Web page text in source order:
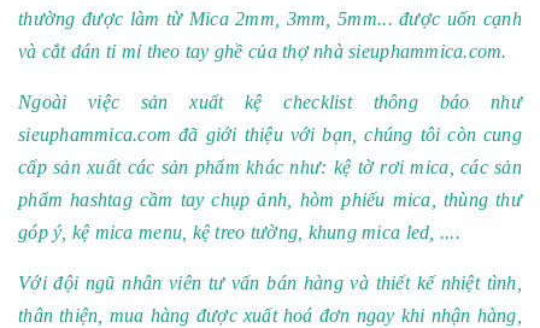
thường được làm từ Mica 2mm, 3mm, 5mm... được uốn cạnh
và cắt dán tỉ mỉ theo tay ghề của thợ nhà sieuphammica.com.
Ngoài việc sản xuấtkệ checklist thông báo như
sieuphammica.com đã giới thiệu với bạn, chúng tôi còn cung
cấp sản xuất các sản phẩm khác như: kệ tờ rơi mica, các sản
phẩm hashtag cầm tay chụp ảnh, hòm phiếu mica, thùng thư
góp ý, kệ mica menu, kệ treo tường, khung mica led, ....
Với đội ngũ nhân viên tư vấn bán hàng và thiết kế nhiệt tình,
thân thiện, mua hàng được xuất hoá đơn ngay khi nhận hàng,